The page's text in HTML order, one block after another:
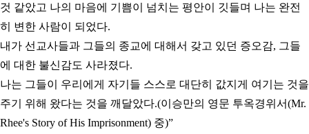
것 같았고 나의 마음에 기쁨이 넘치는 평안이 깃들며 나는 완전
히 변한 사람이 되었다.
내가 선교사들과 그들의 종교에 대해서 갖고 있던 증오감, 그들
에 대한 불신감도 사라졌다.
나는 그들이 우리에게 자기들 스스로 대단히 값지게 여기는 것을
주기 위해 왔다는 것을 깨달았다.(이승만의 영문 투옥경위서(Mr.
Rhee's Story of His Imprisonment) 중)”